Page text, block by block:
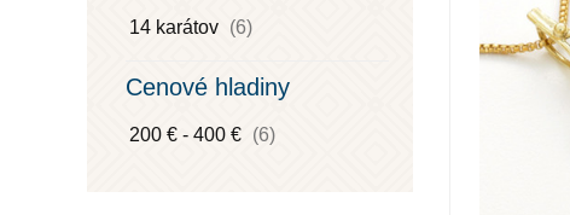
14 karátov (6)
Cenové hladiny
200 € - 400 € (6)